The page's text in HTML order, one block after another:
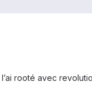
rooté avec